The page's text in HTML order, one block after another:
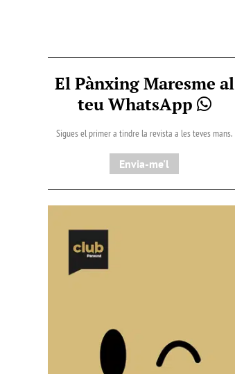
El Pànxing Maresme al
teu WhatsApp
Sigues el primer a tindre la revista a les teves mans.
Envia-me'l